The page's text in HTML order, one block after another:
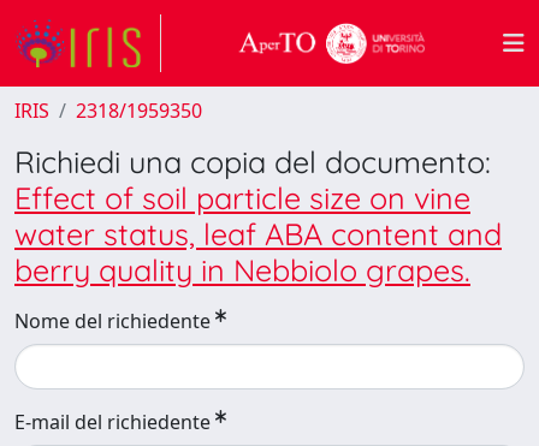
IRIS 2318/1959350
Richiedi una copia del documento:
Effect of soil particle size on vine
water status, leaf ABA content and
berry quality in Nebbiolo grapes.
Nome del richiedente
E-mail del richiedente